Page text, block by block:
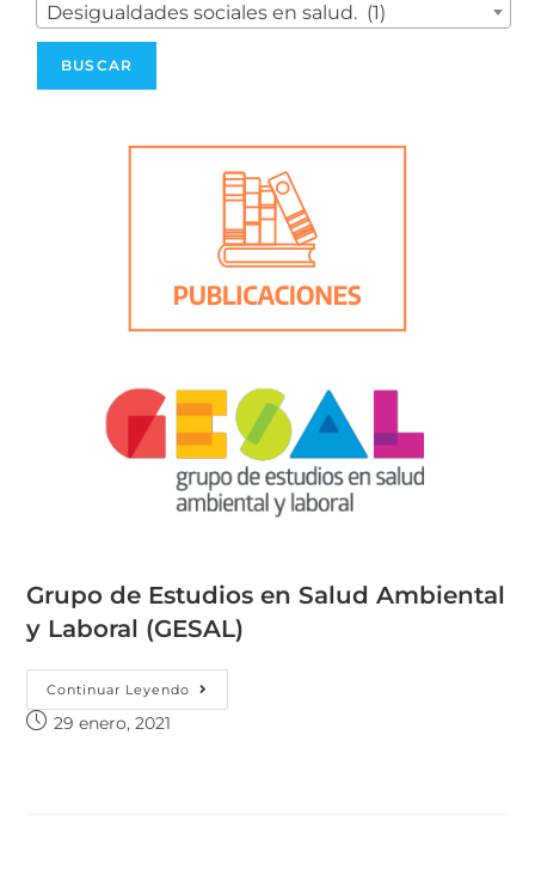
Desigualdades sociales en salud. (1)
Grupo de Estudios en Salud Ambiental
y Laboral (GESAL)
Continuar Leyendo
29 enero, 2021